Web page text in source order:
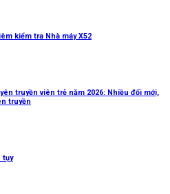
kiểm tra Nhà máy X52
truyền viên trẻ năm 2026: Nhiều đổi mới,
truyền
tụy